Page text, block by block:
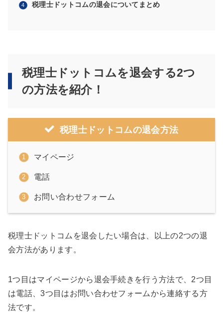
税理士ドットコムの退会についてまとめ
税理士ドットコムを退会する2つ
の方法を紹介！
税理士ドットコムの退会方法
マイページ
電話
お問い合わせフォーム
税理士ドットコムを退会したい場合は、以上の2つの退
会方法があります。
1つ目はマイページから退会手続きを行う方法で、2つ目
は電話、3つ目はお問い合わせフォームから連絡する方
法です。